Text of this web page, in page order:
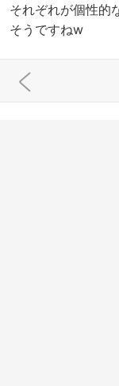
それぞれが個性的
そうですねw